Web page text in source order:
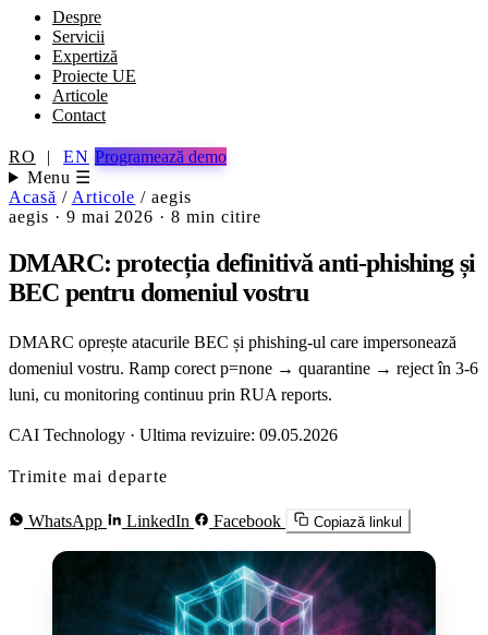
Despre
Servicii
Expertiză
Proiecte UE
Articole
Contact
RO | EN Programează demo
Menu ☰
Acasă / Articole / aegis
aegis · 9 mai 2026 · 8 min citire
DMARC: protecția definitivă anti-phishing și
BEC pentru domeniul vostru
DMARC oprește atacurile BEC și phishing-ul care impersonează
domeniul vostru. Ramp corect p=none → quarantine → reject în 3-6
luni, cu monitoring continuu prin RUA reports.
CAI Technology · Ultima revizuire: 09.05.2026
Trimite mai departe
WhatsApp LinkedIn Facebook Copiază linkul